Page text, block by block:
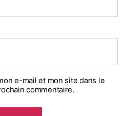
e-mail et mon site dans le
commentaire.